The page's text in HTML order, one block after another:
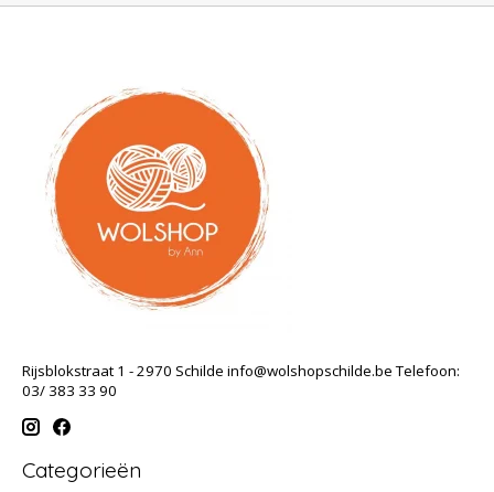
Rijsblokstraat 1 - 2970 Schilde info@wolshopschilde.beTelefoon:
03/ 383 33 90
Categorieën